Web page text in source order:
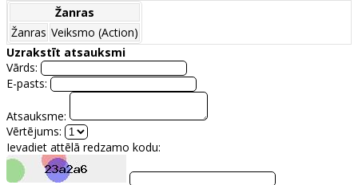
Žanras
Žanras Veiksmo (Action)
Uzrakstīt atsauksmi
Vārds:
E-pasts:
Atsauksme:
Vērtējums:
Ievadiet attēlā redzamo kodu: